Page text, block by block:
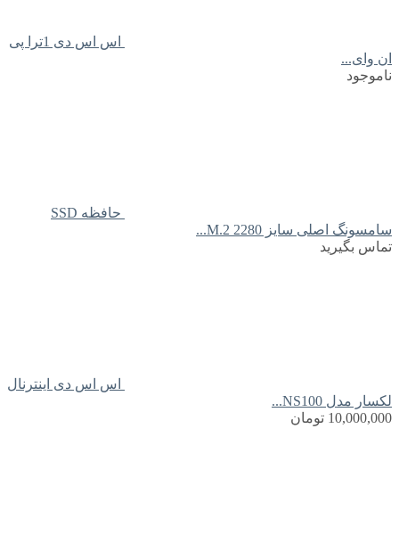
اس اس دی 1ترا پی
ان وای...
ناموجود
حافظه SSD
سامسونگ اصلی سایز M.2 2280...
تماس بگیرید
اس اس دی اینترنال
لکسار مدل NS100...
10,000,000 تومان